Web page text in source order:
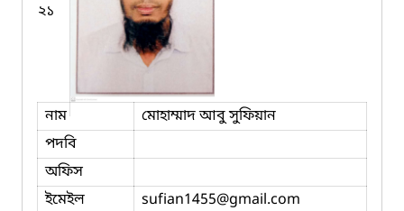
২১
নাম
মোহাম্মাদ আবু সুফিয়ান
পদবি
অফিস
ইমেইল
sufian1455@gmail.com